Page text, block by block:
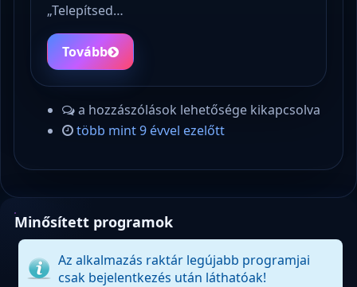
„Telepítsed…
Tovább
a hozzászólások lehetősége kikapcsolva
több mint 9 évvel ezelőtt
Minősített programok
Az alkalmazás raktár legújabb programjai
csak bejelentkezés után láthatóak!